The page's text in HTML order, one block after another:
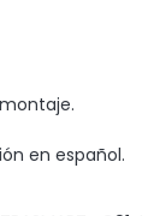
en español.